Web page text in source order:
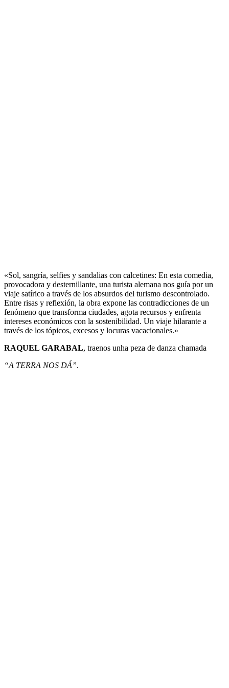
«Sol, sangría, selfies y sandalias con calcetines: En esta comedia,
provocadora y desternillante, una turista alemana nos guía por un
viaje satírico a través de los absurdos del turismo descontrolado.
Entre risas y reflexión, la obra expone las contradicciones de un
fenómeno que transforma ciudades, agota recursos y enfrenta
intereses económicos con la sostenibilidad. Un viaje hilarante a
través de los tópicos, excesos y locuras vacacionales.»
RAQUEL GARABAL, traenos unha peza de danza chamada
“A TERRA NOS DÁ”.